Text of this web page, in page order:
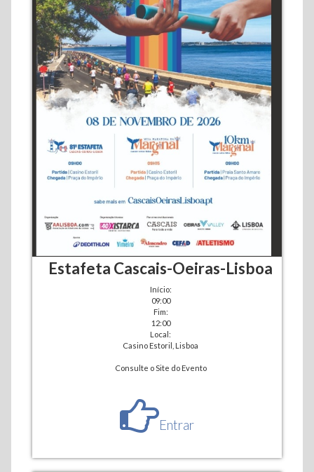
Estafeta Cascais-Oeiras-Lisboa
Início:
09:00
Fim:
12:00
Local:
Casino Estoril, Lisboa
Consulte o Site do Evento
Entrar